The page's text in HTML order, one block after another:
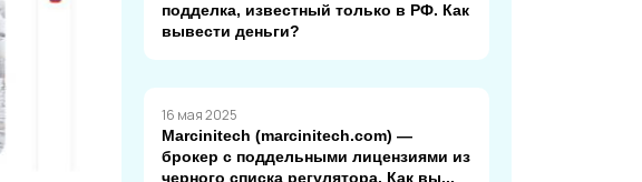
подделка, известный только в РФ. Как
вывести деньги?
16 мая 2025
Marcinitech (marcinitech.com) —
брокер с поддельными лицензиями из
черного списка регулятора. Как вы...